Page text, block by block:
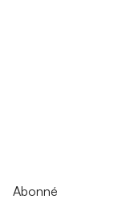
Abonné